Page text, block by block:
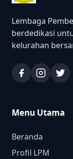
Lembaga
berdedikasi
kelurahan
Menu Utama
Beranda
Profil LPM